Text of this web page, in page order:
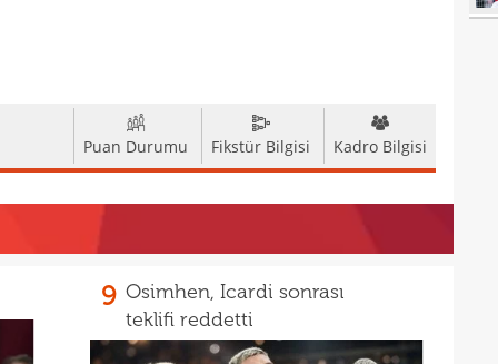
Puan Durumu Fikstür Bilgisi Kadro Bilgisi
9 Osimhen, Icardi sonrası
teklifi reddetti